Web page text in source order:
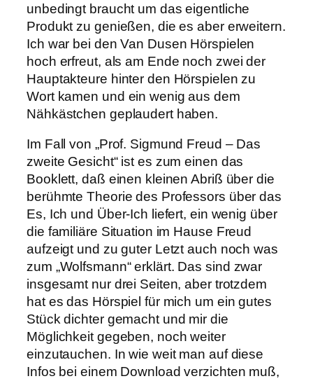
unbedingt braucht um das eigentliche
Produkt zu genießen, die es aber erweitern.
Ich war bei den Van Dusen Hörspielen
hoch erfreut, als am Ende noch zwei der
Hauptakteure hinter den Hörspielen zu
Wort kamen und ein wenig aus dem
Nähkästchen geplaudert haben.
Im Fall von „Prof. Sigmund Freud – Das
zweite Gesicht“ ist es zum einen das
Booklett, daß einen kleinen Abriß über die
berühmte Theorie des Professors über das
Es, Ich und Über-Ich liefert, ein wenig über
die familiäre Situation im Hause Freud
aufzeigt und zu guter Letzt auch noch was
zum „Wolfsmann“ erklärt. Das sind zwar
insgesamt nur drei Seiten, aber trotzdem
hat es das Hörspiel für mich um ein gutes
Stück dichter gemacht und mir die
Möglichkeit gegeben, noch weiter
einzutauchen. In wie weit man auf diese
Infos bei einem Download verzichten muß,